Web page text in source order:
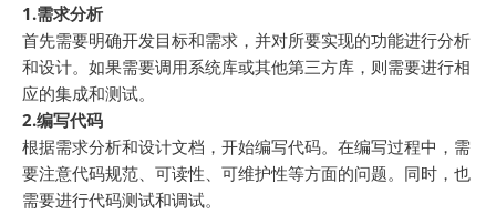
1.需求分析
首先需要明确开发目标和需求，并对所要实现的功能进行分析
和设计。如果需要调用系统库或其他第三方库，则需要进行相
应的集成和测试。
2.编写代码
根据需求分析和设计文档，开始编写代码。在编写过程中，需
要注意代码规范、可读性、可维护性等方面的问题。同时，也
需要进行代码测试和调试。